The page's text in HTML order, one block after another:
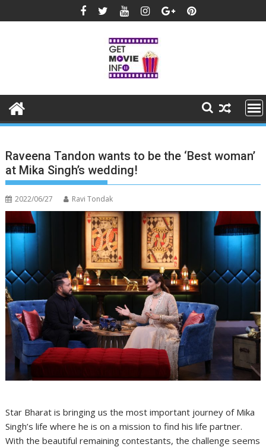
to
Raveena Tandon wants to be the ‘Best woman’
at Mika Singh’s wedding!
2022/06/27 Ravi Tondak
Star Bharat is bringing us the most important journey of Mika
Singh’s life where he is on a mission to find his life partner.
With the beautiful remaining contestants, the challenge seems